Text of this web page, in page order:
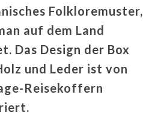
Folkloremuster,
auf dem Land
Das Design der Box
und Leder ist von
Reisekoffern